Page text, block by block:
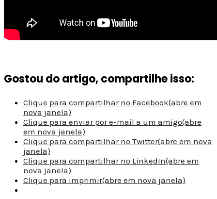
Gostou do artigo, compartilhe isso:
Clique para compartilhar no Facebook(abre em
nova janela)
Clique para enviar por e-mail a um amigo(abre
em nova janela)
Clique para compartilhar no Twitter(abre em nova
janela)
Clique para compartilhar no LinkedIn(abre em
nova janela)
Clique para imprimir(abre em nova janela)